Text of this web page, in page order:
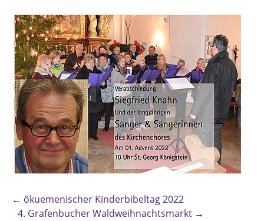
← ökuemenischer Kinderbibeltag 2022
4. Grafenbucher Waldweihnachtsmarkt →